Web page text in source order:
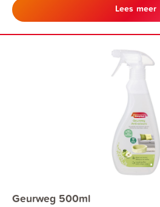
Lees meer
Geurweg 500ml